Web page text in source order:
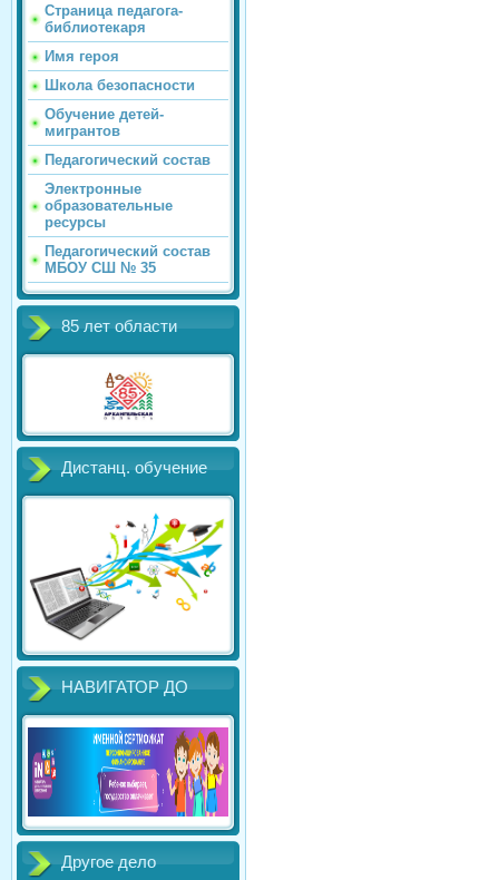
Страница педагога-
библиотекаря
Имя героя
Школа безопасности
Обучение детей-
мигрантов
Педагогический состав
Электронные
образовательные
ресурсы
Педагогический состав
МБОУ СШ № 35
85 лет области
Дистанц. обучение
НАВИГАТОР ДО
Другое дело